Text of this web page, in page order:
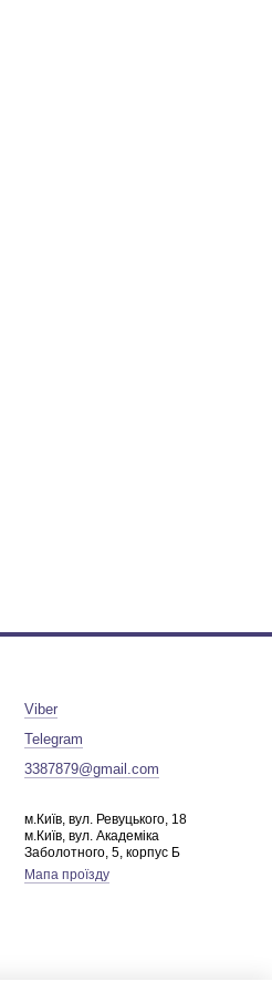
Viber
Telegram
3387879@gmail.com
м.Київ, вул. Ревуцького, 18
м.Київ, вул. Академіка
Заболотного, 5, корпус Б
Мапа проїзду